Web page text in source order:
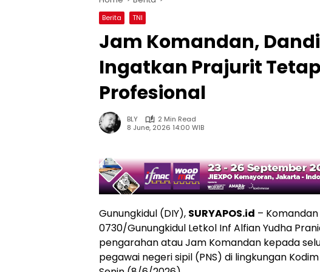
Berita TNI
Jam Komandan,
Ingatkan Prajurit
Profesional
BLY
2 Min Read
8 June, 2026 14:00 WIB
Gunungkidul (DIY), SURYAPOS.id –
0730/Gunungkidul Letkol Inf Alfian Yudha
pengarahan atau Jam Komandan kepada
pegawai negeri sipil (PNS) di lingkungan